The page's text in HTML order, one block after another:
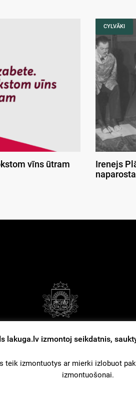
vīns ūtram
CYLVĀKI
Irenejs
lakuga.lv izmontoj seikdatnis,
izmontuotys ar mierki izlobuot
izmontuošonai.